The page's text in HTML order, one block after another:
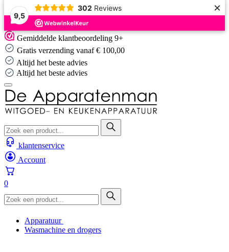
9,5
302 Reviews ×
Skip
to
content
Gemiddelde klantbeoordeling 9+
Gratis verzending vanaf € 100,00
Altijd het beste advies
Altijd het beste advies
klantenservice
Account
0
Apparatuur
Wasmachine en drogers